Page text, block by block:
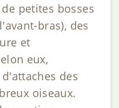
petites bosses
bras), des
et
eux,
des
oiseaux.